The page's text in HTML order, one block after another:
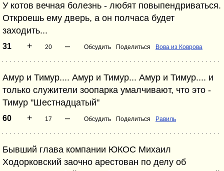
У котов вечная болезнь - любят повыпендриваться.
Откроешь ему дверь, а он полчаса будет
заходить...
31 + 20 – Обсудить Поделиться Вова из Коврова
Амур и Тимур.... Амур и Тимур... Амур и Тимур.... и
только служители зоопарка умалчивают, что это -
Тимур "Шестнадцатый"
60 + 17 – Обсудить Поделиться Равиль
Бывший глава компании ЮКОС Михаил
Ходорковский заочно арестован по делу об